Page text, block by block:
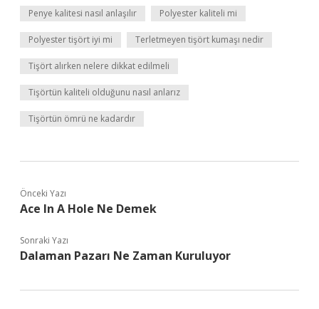
Penye kalitesi nasıl anlaşılır Polyester kaliteli mi
Polyester tişört iyi mi Terletmeyen tişört kumaşı nedir
Tişört alırken nelere dikkat edilmeli
Tişörtün kaliteli olduğunu nasıl anlarız
Tişörtün ömrü ne kadardır
Önceki Yazı
Ace In A Hole Ne Demek
Sonraki Yazı
Dalaman Pazarı Ne Zaman Kuruluyor